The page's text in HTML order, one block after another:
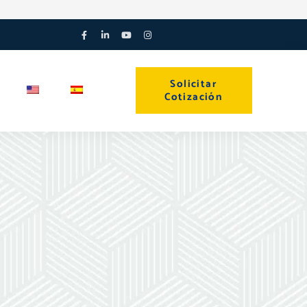
Facebook-
f
Linkedin-
in
YoutubeInstagram
Solicitar
Cotización